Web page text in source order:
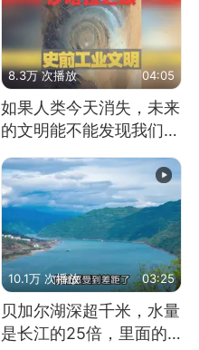
8.3万 次播放 04:05
如果人类今天消失，未来
的文明能不能发现我们存
在过？
10.1万 次播放 03:25
贝加尔湖深超千米，水量
是长江的25倍，里面的